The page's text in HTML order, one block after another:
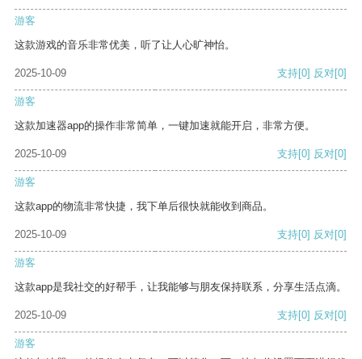
游客
这款游戏的音乐非常优美，听了让人心旷神怡。
2025-10-09 支持[0] 反对[0]
游客
这款加速器app的操作非常简单，一键加速就能开启，非常方便。
2025-10-09 支持[0] 反对[0]
游客
这款app的物流非常快捷，我下单后很快就能收到商品。
2025-10-09 支持[0] 反对[0]
游客
这款app是我社交的好帮手，让我能够与朋友保持联系，分享生活点滴。
2025-10-09 支持[0] 反对[0]
游客